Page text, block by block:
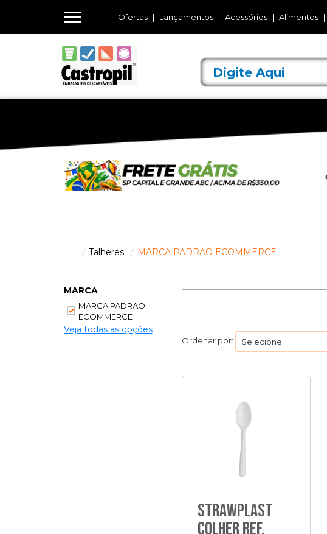
Ofertas Lançamentos Acessórios Alimentos
Talheres MARCA PADRAO ECOMMERCE
MARCA
MARCA PADRAO
ECOMMERCE
Veja todas as opções
Ordenar por:
Strawplast
Colher Ref.